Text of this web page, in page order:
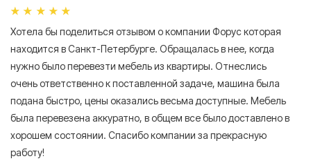
Хотела бы поделиться отзывом о компании Форус которая
находится в Санкт-Петербурге. Обращалась в нее, когда
нужно было перевезти мебель из квартиры. Отнеслись
очень ответственно к поставленной задаче, машина была
подана быстро, цены оказались весьма доступные. Мебель
была перевезена аккуратно, в общем все было доставлено в
хорошем состоянии. Спасибо компании за прекрасную
работу!